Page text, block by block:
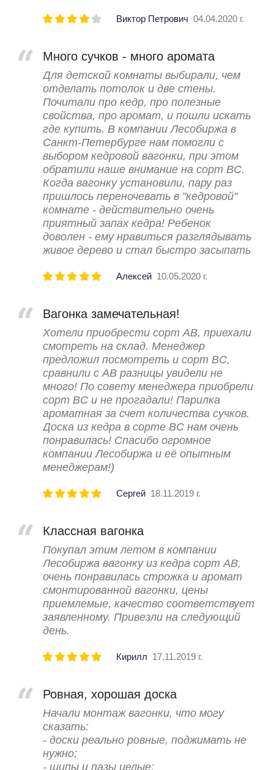
Виктор Петрович 04.04.2020 г.
Много сучков - много аромата
Для детской комнаты выбирали, чем
отделать потолок и две стены.
Почитали про кедр, про полезные
свойства, про аромат, и пошли искать
где купить. В компании Лесобиржа в
Санкт-Петербурге нам помогли с
выбором кедровой вагонки, при этом
обратили наше внимание на сорт ВС.
Когда вагонку установили, пару раз
пришлось переночевать в "кедровой"
комнате - действительно очень
приятный запах кедра! Ребенок
доволен - ему нравиться разглядывать
живое дерево и стал быстро засыпать
Алексей 10.05.2020 г.
Вагонка замечательная!
Хотели приобрести сорт АВ, приехали
смотреть на склад. Менеджер
предложил посмотреть и сорт ВС,
сравнили с АВ разницы увидели не
много! По совету менеджера приобрели
сорт ВС и не прогадали! Парилка
ароматная за счет количества сучков.
Доска из кедра в сорте ВС нам очень
понравилась! Спасибо огромное
компании Лесобиржа и её опытным
менеджерам!)
Сергей 18.11.2019 г.
Классная вагонка
Покупал этим летом в компании
Лесобиржа вагонку из кедра сорт АВ,
очень понравилась строжка и аромат
смонтированной вагонки, цены
приемлемые, качество соответствует
заявленному. Привезли на следующий
день.
Кирилл 17.11.2019 г.
Ровная, хорошая доска
Начали монтаж вагонки, что могу
сказать:
- доски реально ровные, поджимать не
нужно;
- шипы и пазы целые;